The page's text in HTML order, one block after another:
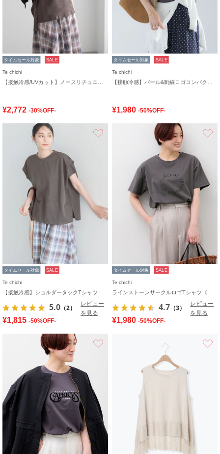
タイムセール対象 SALE
Te chichi
¥2,772 -30%OFF-
タイムセール対象 SALE
Te chichi
¥1,980 -50%OFF-
タイムセール対象 SALE
Te chichi
【接触冷感】ショルダータックTシャツ
5.0 （2）
レビュー
を見る
¥1,815 -50%OFF-
タイムセール対象 SALE
Te chichi
4.7 （3）
レビュー
を見る
¥1,980 -50%OFF-